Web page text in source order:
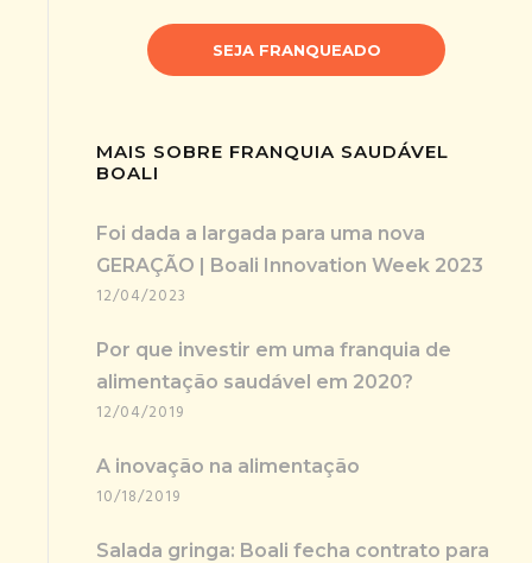
SEJA FRANQUEADO
MAIS SOBRE FRANQUIA SAUDÁVEL
BOALI
Foi dada a largada para uma nova
GERAÇÃO | Boali Innovation Week 2023
12/04/2023
Por que investir em uma franquia de
alimentação saudável em 2020?
12/04/2019
A inovação na alimentação
10/18/2019
Salada gringa: Boali fecha contrato para